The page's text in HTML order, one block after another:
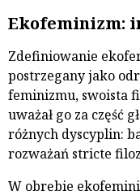
Ekofeminizm:
Zdefiniowanie
postrzegany jako
feminizmu, swoista
uważał go za część
różnych dyscyplin:
rozważań stricte
W obrębie